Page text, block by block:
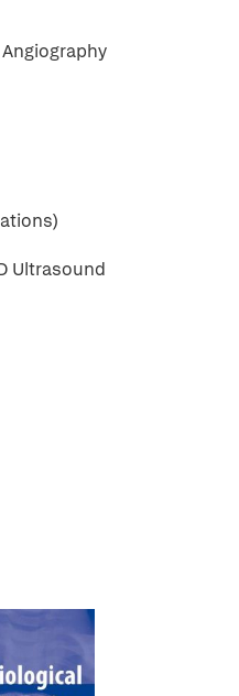
Ultrasound